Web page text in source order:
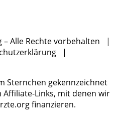
– Alle Rechte vorbehalten |
|
Sternchen gekennzeichnet
Links, mit denen wir
finanzieren.